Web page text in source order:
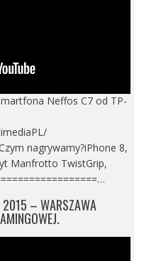
Neffos C7 od TP-
nagrywamy?iPhone 8,
Manfrotto TwistGrip,
2015 – WARSZAWA